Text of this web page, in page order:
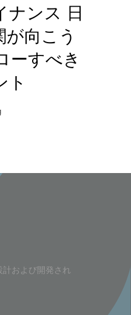
ナンス 日
向こう
ーすべき
ト
計および開発され